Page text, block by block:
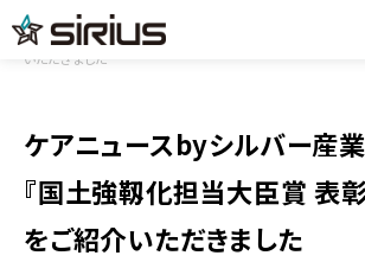
HOME
ニュースリリース
ケアニュースbyシルバー産業新聞にて『国土強靱化担当大臣
いただきました
ケアニュースbyシルバー産
『国土強靱化担当大臣賞 表
をご紹介いただきました